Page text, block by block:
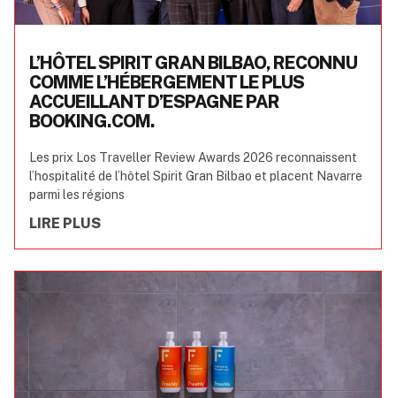
L’HÔTEL SPIRIT GRAN BILBAO, RECONNU
COMME L’HÉBERGEMENT LE PLUS
ACCUEILLANT D’ESPAGNE PAR
BOOKING.COM.
Les prix Los Traveller Review Awards 2026 reconnaissent
l’hospitalité de l’hôtel Spirit Gran Bilbao et placent Navarre
parmi les régions
LIRE PLUS